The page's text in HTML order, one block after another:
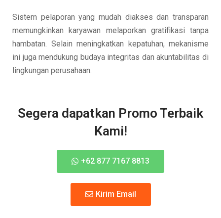
Sistem pelaporan yang mudah diakses dan transparan
memungkinkan karyawan melaporkan gratifikasi tanpa
hambatan. Selain meningkatkan kepatuhan, mekanisme
ini juga mendukung budaya integritas dan akuntabilitas di
lingkungan perusahaan.
Segera dapatkan Promo Terbaik
Kami!
+62 877 7167 8813
Kirim Email